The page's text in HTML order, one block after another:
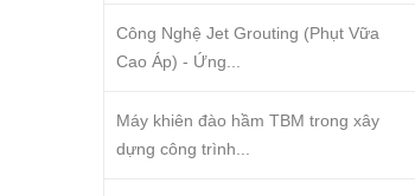
Công Nghệ Jet Grouting (Phụt Vữa
Cao Áp) - Ứng...
Máy khiên đào hầm TBM trong xây
dựng công trình...